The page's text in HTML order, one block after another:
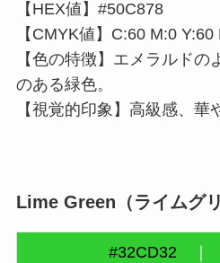
【HEX値】#50C878
【CMYK値】C:60 M:0 Y:60
【色の特徴】エメラルド
のある緑色。
【視覚的印象】高級感、華
Lime Green （ライムグ
#32CD32